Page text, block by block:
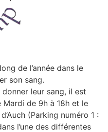
de l’année dans le
son sang.
leur sang, il est
de 9h à 18h et le
(Parking numéro 1 :
l’une des différentes